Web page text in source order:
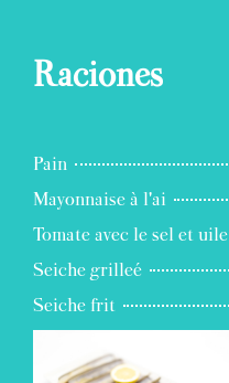
Raciones
Pain
Mayonnaise à l'ai
Tomate avec le sel et uile
Seiche grilleé
Seiche frit